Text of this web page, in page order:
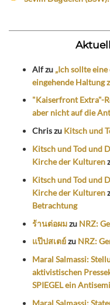
Alfzu „Ich sollte
eingehende Haltung
"Kaiserfront Extra"-
aber nicht auf die
Chriszu Kitsch und
Kitsch und Tod und
Kirche der Kulturen
Kitsch und Tod und
Kirche der Kulturen
Betrachtung
ร้านต่อผมzu NRZ:
แป๊ปสเตย์zu NRZ:
Maral Salmassi:
aktivistischen
SPIEGEL ein
Maral Salmassi: